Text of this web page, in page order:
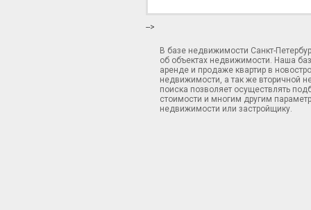
-->
В базе недвижимости Санкт-
об объектах недвижимости. Наша
аренде и продаже квартир в
недвижимости, а так же вторичной
поиска позволяет осуществлять
стоимости и многим другим
недвижимости или застройщику.